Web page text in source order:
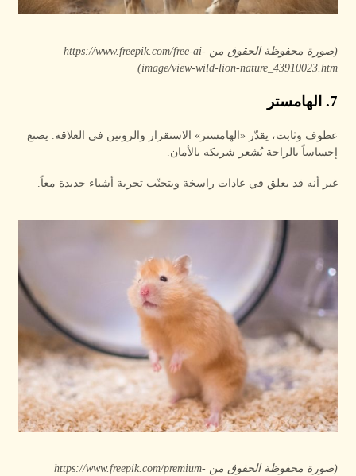
(صورة محفوظة الحقوق من https://www.freepik.com/free-ai-
image/view-wild-lion-nature_43910023.htm)
7. الهامستر
عطوف وثابت، يقدّر «الهامستر» الاستقرار والروتين في العلاقة. يصنع
إحساساً بالراحة يُشعر شريكه بالأمان.
غير أنه قد يعلق في عادات راسخة ويتجنّب تجربة أشياء جديدة معاً.
(صورة محفوظة الحقوق من https://www.freepik.com/premium-